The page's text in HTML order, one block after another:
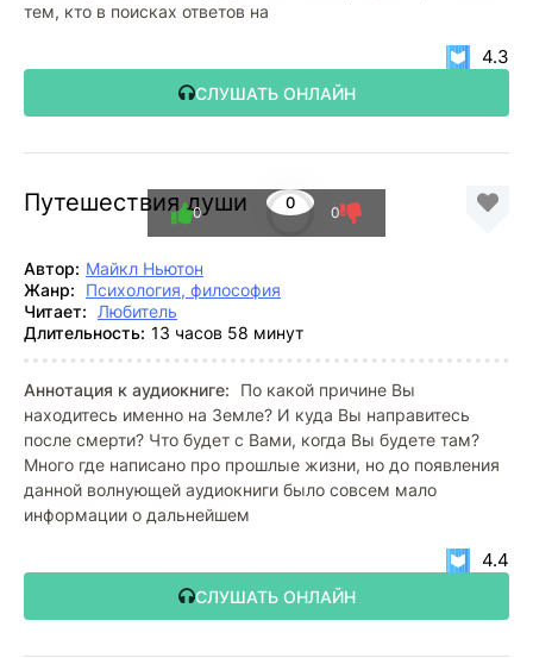
тем, кто в поисках ответов на
СЛУШАТЬ ОНЛАЙН
4.3
Путешествия души 0
0 0
Автор: Майкл Ньютон
Жанр:
Психология, философия
Читает:
Любитель
Длительность: 13 часов 58 минут
Аннотация к аудиокниге:
По какой причине Вы
находитесь именно на Земле? И куда Вы направитесь
после смерти? Что будет с Вами, когда Вы будете там?
Много где написано про прошлые жизни, но до появления
данной волнующей аудиокниги было совсем мало
информации о дальнейшем
СЛУШАТЬ ОНЛАЙН
4.4